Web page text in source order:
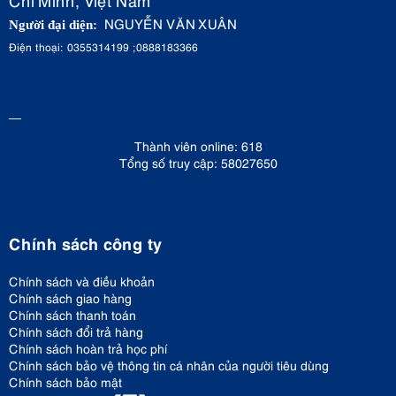
Người đại diện: NGUYỄN VĂN XUÂN
Điện thoại: 0355314199 ;0888183366
Thành viên online: 618
Tổng số truy cập: 58027650
Chính sách công ty
Chính sách và điều khoản
Chính sách giao hàng
Chính sách thanh toán
Chính sách đổi trả hàng
Chính sách hoàn trả học phí
Chính sách bảo vệ thông tin cá nhân của người tiêu dùng
Chính sách bảo mật